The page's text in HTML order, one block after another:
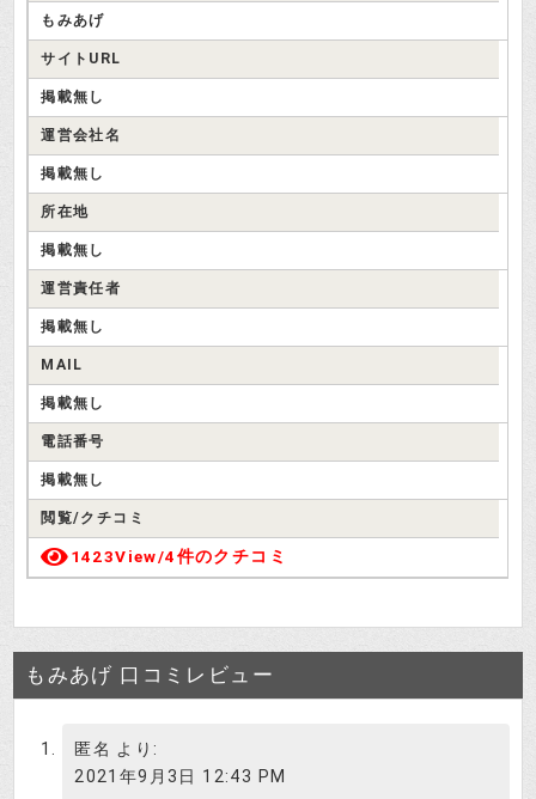
もみあげ
サイトURL
掲載無し
運営会社名
掲載無し
所在地
掲載無し
運営責任者
掲載無し
MAIL
掲載無し
電話番号
掲載無し
閲覧/クチコミ
1423View/4件のクチコミ
もみあげ 口コミレビュー
匿名 より:
2021年9月3日 12:43 PM